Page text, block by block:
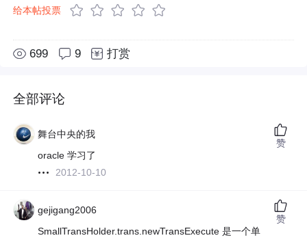
给本帖投票
699 9 打赏
全部评论
舞台中央的我
oracle 学习了
2012-10-10
赞
gejigang2006
SmallTransHolder.trans.newTransExecute 是一个单
赞